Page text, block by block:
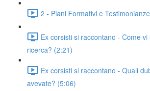
2 - Piani Formativi e
Ex corsisti si raccontano - Come
ricerca? (2:21)
Ex corsisti si raccontano - Quali
avevate? (5:06)